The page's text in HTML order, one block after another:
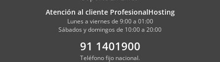
Atención al cliente ProfesionalHosting
Lunes a viernes de 9:00 a 01:00
Sábados y domingos de 10:00 a 20:00
91 1401900
Teléfono fijo nacional.